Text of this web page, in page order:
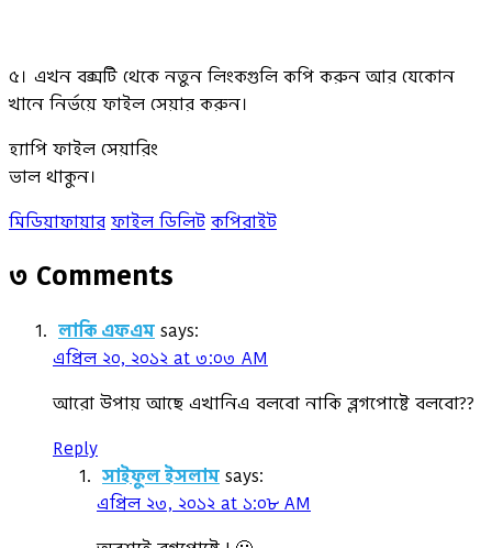
৫। এখন বক্সটি থেকে নতুন লিংকগুলি কপি করুন আর যেকোন
খানে নির্ভয়ে ফাইল সেয়ার করুন।
হ্যাপি ফাইল সেয়ারিং
ভাল থাকুন।
মিডিয়াফায়ার ফাইল ডিলিট কপিরাইট
৩ Comments
লাকি এফএম says:
এপ্রিল ২০, ২০১২ at ৩:০৩ AM
আরো উপায় আছে এখানিএ বলবো নাকি ব্লগপোষ্টে বলবো??
Reply
সাইফুল ইসলাম says:
এপ্রিল ২৩, ২০১২ at ১:০৮ AM